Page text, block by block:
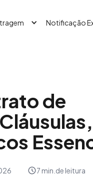
Notificação
de
7 min. de leitura